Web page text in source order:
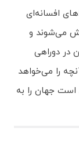
افسانه‌ای
می‌شوند و
در دوراهی
را می‌خواهد
جهان را به